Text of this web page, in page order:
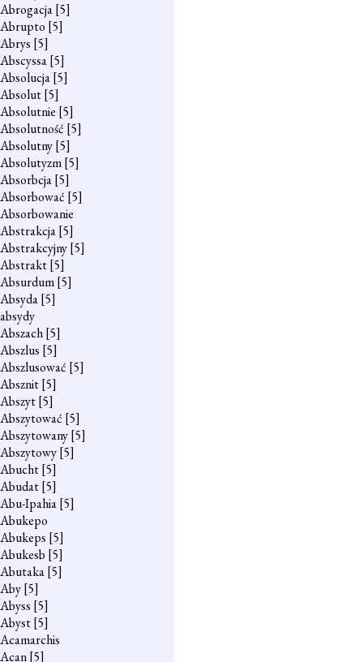
Abrogacja[5]
Abrupto [5]
Abrys [5]
Abscyssa[5]
Absolucja[5]
Absolut[5]
Absolutnie [5]
Absolutność [5]
Absolutny[5]
Absolutyzm[5]
Absorbcja[5]
Absorbować [5]
Absorbowanie
Abstrakcja[5]
Abstrakcyjny[5]
Abstrakt[5]
Absurdum[5]
Absyda[5]
absydy
Abszach[5]
Abszlus [5]
Abszlusować [5]
Absznit[5]
Abszyt[5]
Abszytować [5]
Abszytowany[5]
Abszytowy[5]
Abucht[5]
Abudat[5]
Abu-Ipahia[5]
Abukepo
Abukeps [5]
Abukesb [5]
Abutaka[5]
Aby[5]
Abyss [5]
Abyst[5]
Acamarchis
Acan[5]